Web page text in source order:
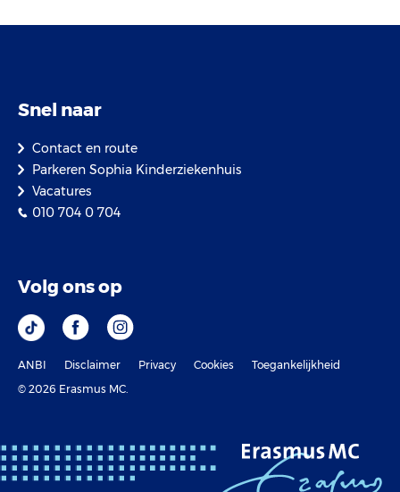
Snel naar
Contact en route
Parkeren Sophia Kinderziekenhuis
Vacatures
010 704 0 704
Volg ons op
ANBI Disclaimer Privacy Cookies
Toegankelijkheid
© 2026 Erasmus MC.